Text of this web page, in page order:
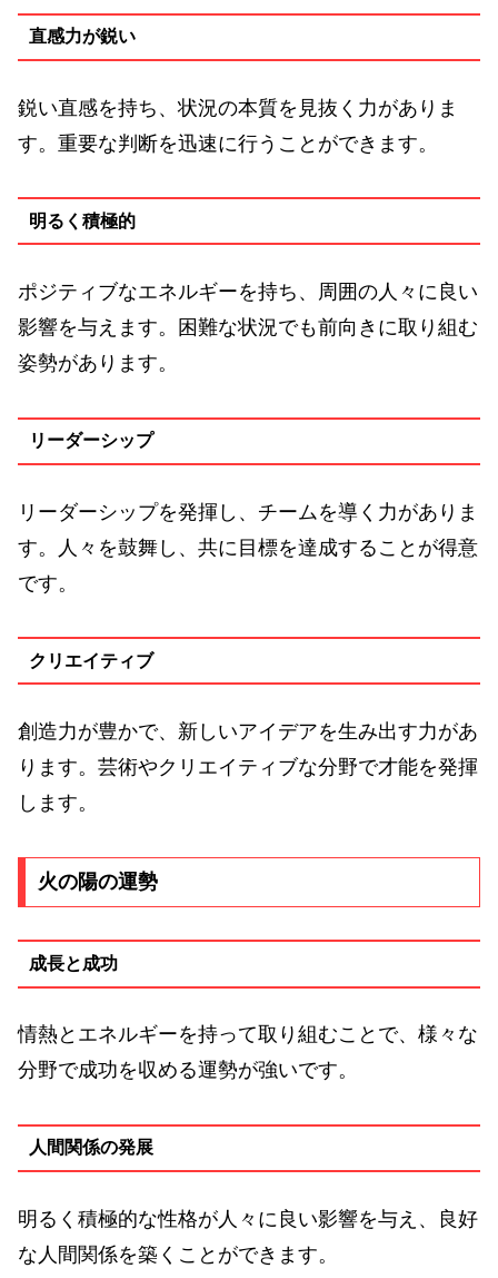
直感力が鋭い
鋭い直感を持ち、状況の本質を見抜く力がありま
す。重要な判断を迅速に行うことができます。
明るく積極的
ポジティブなエネルギーを持ち、周囲の人々に良い
影響を与えます。困難な状況でも前向きに取り組む
姿勢があります。
リーダーシップ
リーダーシップを発揮し、チームを導く力がありま
す。人々を鼓舞し、共に目標を達成することが得意
です。
クリエイティブ
創造力が豊かで、新しいアイデアを生み出す力があ
ります。芸術やクリエイティブな分野で才能を発揮
します。
火の陽の運勢
成長と成功
情熱とエネルギーを持って取り組むことで、様々な
分野で成功を収める運勢が強いです。
人間関係の発展
明るく積極的な性格が人々に良い影響を与え、良好
な人間関係を築くことができます。